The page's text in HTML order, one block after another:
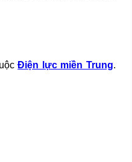
Điện lực miền Trung.